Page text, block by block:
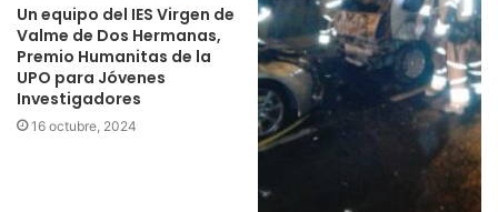
Un equipo del IES Virgen de
Valme de Dos Hermanas,
Premio Humanitas de la
UPO para Jóvenes
Investigadores
16 octubre, 2024